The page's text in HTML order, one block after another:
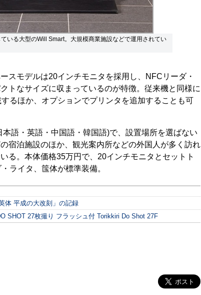
いる大型のWill Smart。大規模商業施設などで運用されてい
スモデルは20インチモニタを採用し、NFCリーダ・
トなサイズに収まっているのが特徴。従来機と同様に
るほか、オプションでプリンタを追加することも可
語・英語・中国語・韓国語)で、設置場所を選ばない
宿泊施設のほか、観光案内所などの外国人が多く訪れ
る。本体価格35万円で、20インチモニタとセットト
ライタ、筺体が標準装備。
体 平成の大改刻」の記録
SHOT 27枚撮り フラッシュ付 Torikkiri Do Shot 27F